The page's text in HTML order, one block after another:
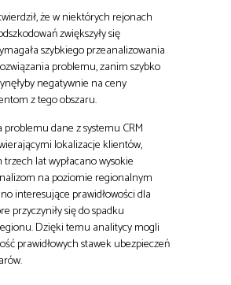
że w niektórych rejonach
zwiększyły się
szybkiego przeanalizowania
problemu, zanim szybko
negatywnie na ceny
z tego obszaru.
dane z systemu CRM
lokalizacje klientów,
lat wypłacano wysokie
na poziomie regionalnym
interesujące prawidłowości dla
przyczyniły się do spadku
Dzięki temu analitycy mogli
prawidłowych stawek ubezpieczeń